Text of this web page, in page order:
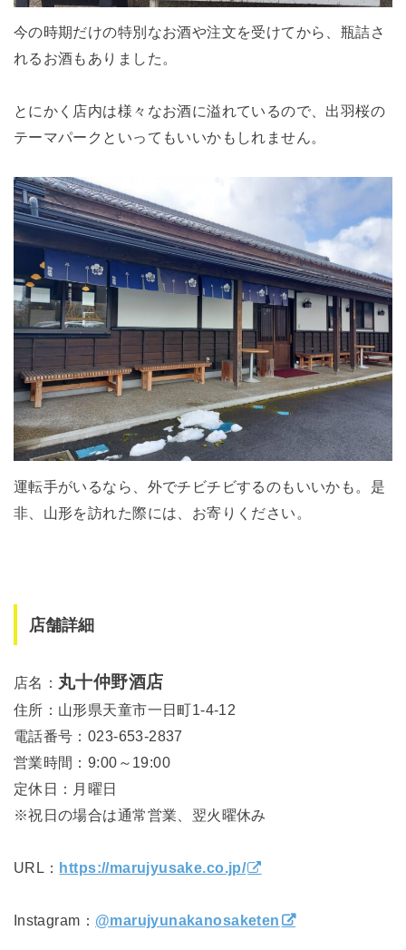
今の時期だけの特別なお酒や注文を受けてから、瓶詰さ
れるお酒もありました。
とにかく店内は様々なお酒に溢れているので、出羽桜の
テーマパークといってもいいかもしれません。
運転手がいるなら、外でチビチビするのもいいかも。是
非、山形を訪れた際には、お寄りください。
店舗詳細
店名： 丸十仲野酒店
住所：山形県天童市一日町1-4-12
電話番号：023-653-2837
営業時間：9:00～19:00
定休日：月曜日
※祝日の場合は通常営業、翌火曜休み
URL： https://marujyusake.co.jp/
Instagram： @marujyunakanosaketen